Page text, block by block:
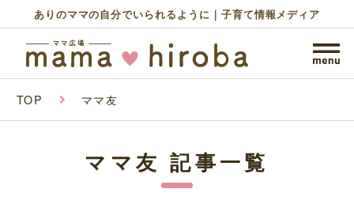
ありのママの自分でいられるように｜子育て情報メディア
TOP ママ友
ママ友 記事一覧